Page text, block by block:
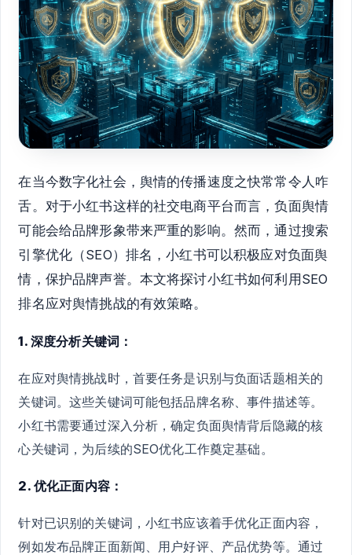
在当今数字化社会，舆情的传播速度之快常常令人咋
舌。对于小红书这样的社交电商平台而言，负面舆情
可能会给品牌形象带来严重的影响。然而，通过搜索
引擎优化（SEO）排名，小红书可以积极应对负面舆
情，保护品牌声誉。本文将探讨小红书如何利用SEO
排名应对舆情挑战的有效策略。
1. 深度分析关键词：
在应对舆情挑战时，首要任务是识别与负面话题相关的
关键词。这些关键词可能包括品牌名称、事件描述等。
小红书需要通过深入分析，确定负面舆情背后隐藏的核
心关键词，为后续的SEO优化工作奠定基础。
2. 优化正面内容：
针对已识别的关键词，小红书应该着手优化正面内容，
例如发布品牌正面新闻、用户好评、产品优势等。通过